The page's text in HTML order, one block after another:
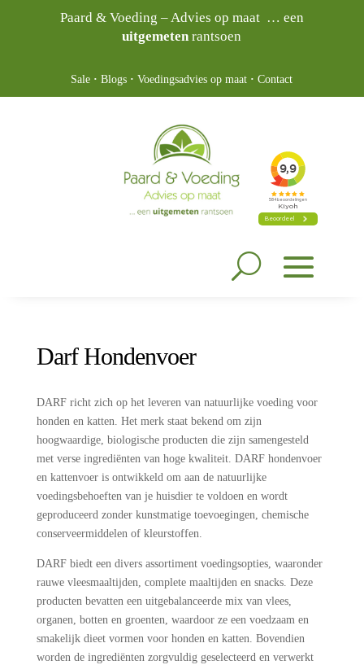
Paard & Voeding – Advies op maat … een
uitgemetenrantsoen
Sale ·Blogs ·Voedingsadvies op maat ·Contact
Darf Hondenvoer
DARF richt zich op het leveren van natuurlijke voeding voor
honden en katten. Het merk staat bekend om zijn
hoogwaardige, biologische producten die zijn samengesteld
met verse ingrediënten van hoge kwaliteit. DARF hondenvoer
en kattenvoer is ontwikkeld om aan de natuurlijke
voedingsbehoeften van je huisdier te voldoen en wordt
geproduceerd zonder kunstmatige toevoegingen, chemische
conserveermiddelen of kleurstoffen.
DARF biedt een divers assortiment voedingsopties, waaronder
rauwe vleesmaaltijden, complete maaltijden en snacks. Deze
producten bevatten een uitgebalanceerde mix van vlees,
organen, botten en groenten, waardoor ze een voedzaam en
smakelijk dieet vormen voor honden en katten. Bovendien
worden de ingrediënten zorgvuldig geselecteerd en verwerkt